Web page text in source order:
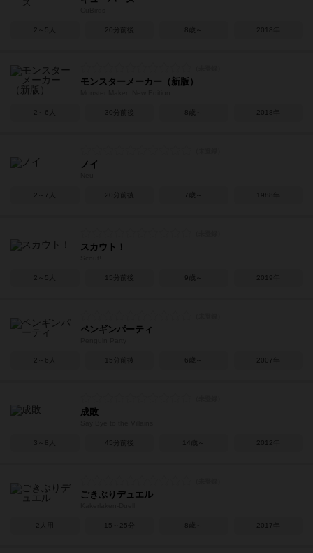
2～5人 20分前後 8歳～ 2018年
モンスターメーカー（新版）
2～6人 30分前後 8歳～ 2018年
ノイ
2～7人 20分前後 7歳～ 1988年
スカウト！
2～5人 15分前後 9歳～ 2019年
ペンギンパーティ
2～6人 15分前後 6歳～ 2007年
成敗
3～8人 45分前後 14歳～ 2012年
ごきぶりデュエル
2人用 15～25分 8歳～ 2017年